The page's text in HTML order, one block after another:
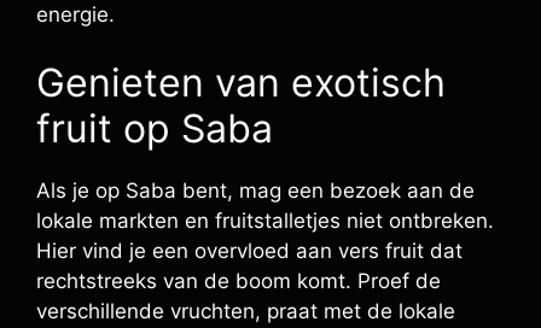
energie.
Genieten van exotisch
fruit op Saba
Als je op Saba bent, mag een bezoek aan de
lokale markten en fruitstalletjes niet ontbreken.
Hier vind je een overvloed aan vers fruit dat
rechtstreeks van de boom komt. Proef de
verschillende vruchten, praat met de lokale